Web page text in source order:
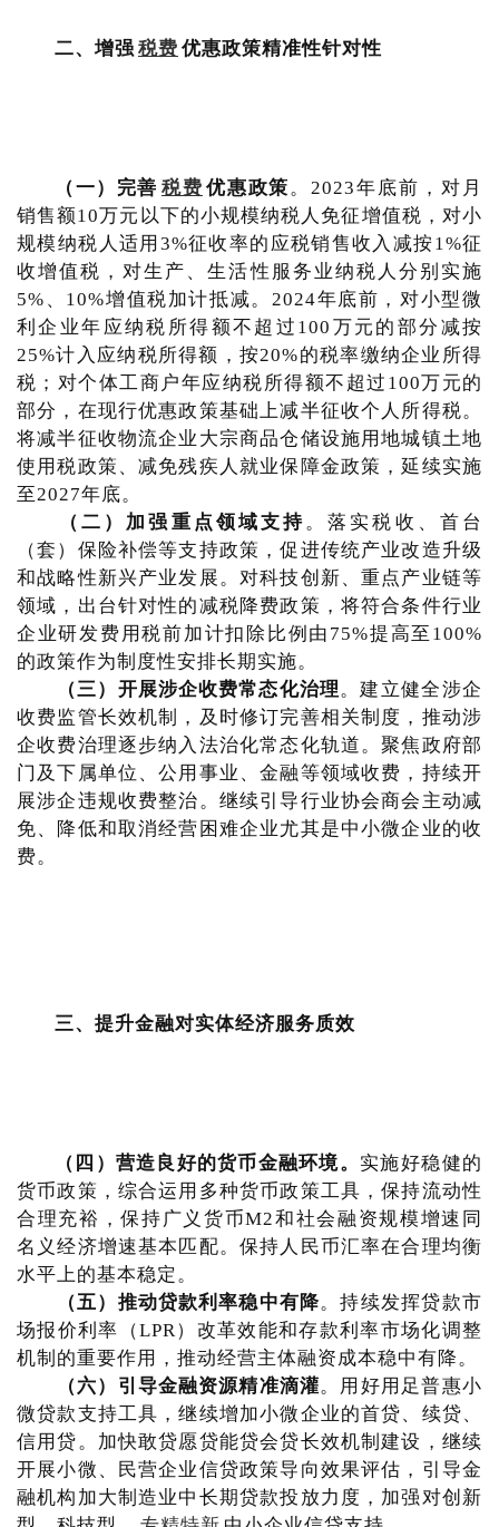
二、 增强 税费 优惠政策精准性针对性
（一）完善 税费 优惠政策。2023年底前，对月
销售额10万元以下的小规模纳税人免征增值税，对小
规模纳税人适用3%征收率的应税销售收入减按1%征
收增值税，对生产、生活性服务业纳税人分别实施
5%、10%增值税加计抵减。2024年底前，对小型微
利企业年应纳税所得额不超过100万元的部分减按
25%计入应纳税所得额，按20%的税率缴纳企业所得
税；对个体工商户年应纳税所得额不超过100万元的
部分，在现行优惠政策基础上减半征收个人所得税。
将减半征收物流企业大宗商品仓储设施用地城镇土地
使用税政策、减免残疾人就业保障金政策，延续实施
至2027年底。
（二）加强重点领域支持。落实税收、首台
（套）保险补偿等支持政策，促进传统产业改造升级
和战略性新兴产业发展。对科技创新、重点产业链等
领域，出台针对性的减税降费政策，将符合条件行业
企业研发费用税前加计扣除比例由75%提高至100%
的政策作为制度性安排长期实施。
（三）开展涉企收费常态化治理。建立健全涉企
收费监管长效机制，及时修订完善相关制度，推动涉
企收费治理逐步纳入法治化常态化轨道。聚焦政府部
门及下属单位、公用事业、金融等领域收费，持续开
展涉企违规收费整治。继续引导行业协会商会主动减
免、降低和取消经营困难企业尤其是中小微企业的收
费。
三、 提升金融对实体经济服务质效
（四）营造良好的货币金融环境。 实施好稳健的
货币政策，综合运用多种货币政策工具，保持流动性
合理充裕，保持广义货币M2和社会融资规模增速同
名义经济增速基本匹配。保持人民币汇率在合理均衡
水平上的基本稳定。
（五）推动贷款利率稳中有降。持续发挥贷款市
场报价利率（LPR）改革效能和存款利率市场化调整
机制的重要作用，推动经营主体融资成本稳中有降。
（六）引导金融资源精准滴灌。用好用足普惠小
微贷款支持工具，继续增加小微企业的首贷、续贷、
信用贷。加快敢贷愿贷能贷会贷长效机制建设，继续
开展小微、民营企业信贷政策导向效果评估，引导金
融机构加大制造业中长期贷款投放力度，加强对创新